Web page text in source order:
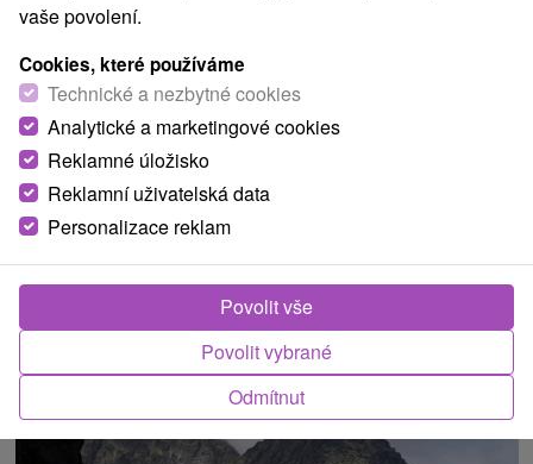
Turistický region
Vysoké Tatry, v Tatrách, Východné Slovensko, Prešovský
kraj
Našli jste chybu nebo nám chcete doporučit novou atrakci
vaše povolení.
Cookies, které používáme
Technické a nezbytné cookies
Analytické a marketingové cookies
Reklamné úložisko
Reklamní uživatelská data
Personalizace reklam
Odmítnut
Povolit vybrané
Povolit vše